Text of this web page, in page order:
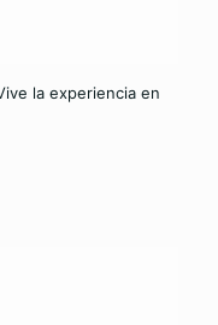
la experiencia en